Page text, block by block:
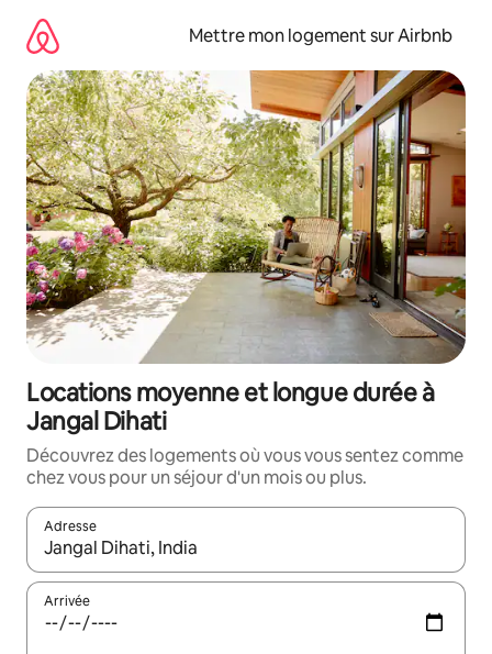
directement
contenu
Mettre mon logement sur Airbnb
Locations moyenne et longue durée à
Jangal Dihati
Découvrez des logements où vous vous sentez comme
chez vous pour un séjour d'un mois ou plus.
Adresse
Lorsque les résultats s'affichent, utilisez les flèches vers le
Arrivée